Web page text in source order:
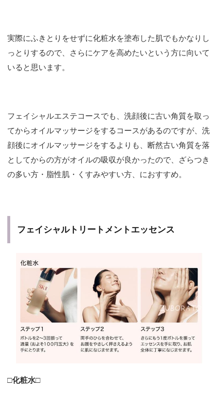
実際にふきとりをせずに化粧水を塗布した肌でもかなりし
っとりするので、さらにケアを高めたいという方に向いて
いると思います。
フェイシャルエステコースでも、洗顔後に古い角質を取っ
てからオイルマッサージをするコースがあるのですが、洗
顔後にオイルマッサージをするよりも、断然古い角質を落
としてからの方がオイルの吸収が良かったので、ざらつき
の多い方・脂性肌・くすみやすい方、におすすめ。
フェイシャルトリートメントエッセンス
□化粧水□